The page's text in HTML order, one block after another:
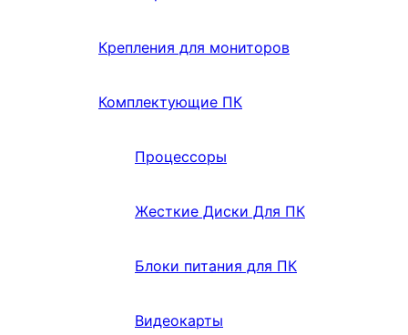
Крепления для мониторов
Комплектующие ПК
Процессоры
Жесткие Диски Для ПК
Блоки питания для ПК
Видеокарты